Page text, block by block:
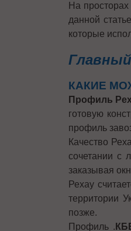
На
данной
которые
КАКИЕ
Профиль
готовую
профиль
Качество
сочетании с
заказывая
Рехау
территории
позже.
Профиль .